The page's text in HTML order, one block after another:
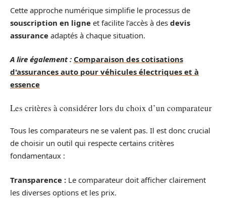
Cette approche numérique simplifie le processus de
souscription en ligne et facilite l’accès à des devis
assurance adaptés à chaque situation.
A lire également : Comparaison des cotisations
d'assurances auto pour véhicules électriques et à
essence
Les critères à considérer lors du choix d’un comparateur
Tous les comparateurs ne se valent pas. Il est donc crucial
de choisir un outil qui respecte certains critères
fondamentaux :
Transparence : Le comparateur doit afficher clairement
les diverses options et les prix.